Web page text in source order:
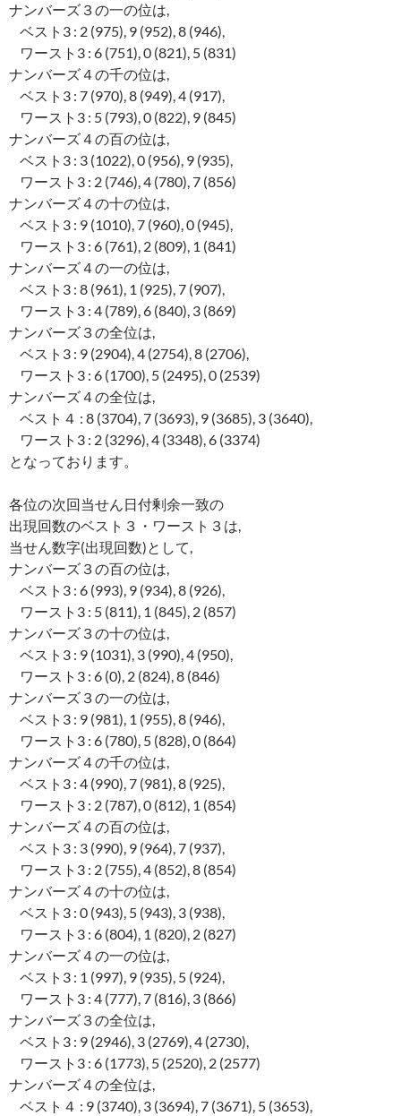
ナンバーズ３の一の位は,
ベスト3 : 2 (975), 9 (952), 8 (946),
ワースト3 : 6 (751), 0 (821), 5 (831)
ナンバーズ４の千の位は,
ベスト3 : 7 (970), 8 (949), 4 (917),
ワースト3 : 5 (793), 0 (822), 9 (845)
ナンバーズ４の百の位は,
ベスト3 : 3 (1022), 0 (956), 9 (935),
ワースト3 : 2 (746), 4 (780), 7 (856)
ナンバーズ４の十の位は,
ベスト3 : 9 (1010), 7 (960), 0 (945),
ワースト3 : 6 (761), 2 (809), 1 (841)
ナンバーズ４の一の位は,
ベスト3 : 8 (961), 1 (925), 7 (907),
ワースト3 : 4 (789), 6 (840), 3 (869)
ナンバーズ３の全位は,
ベスト3 : 9 (2904), 4 (2754), 8 (2706),
ワースト3 : 6 (1700), 5 (2495), 0 (2539)
ナンバーズ４の全位は,
ベスト４ : 8 (3704), 7 (3693), 9 (3685), 3 (3640),
ワースト3 : 2 (3296), 4 (3348), 6 (3374)
となっております。
各位の次回当せん日付剰余一致の
出現回数のベスト３・ワースト３は,
当せん数字(出現回数)として,
ナンバーズ３の百の位は,
ベスト3 : 6 (993), 9 (934), 8 (926),
ワースト3 : 5 (811), 1 (845), 2 (857)
ナンバーズ３の十の位は,
ベスト3 : 9 (1031), 3 (990), 4 (950),
ワースト3 : 6 (0), 2 (824), 8 (846)
ナンバーズ３の一の位は,
ベスト3 : 9 (981), 1 (955), 8 (946),
ワースト3 : 6 (780), 5 (828), 0 (864)
ナンバーズ４の千の位は,
ベスト3 : 4 (990), 7 (981), 8 (925),
ワースト3 : 2 (787), 0 (812), 1 (854)
ナンバーズ４の百の位は,
ベスト3 : 3 (990), 9 (964), 7 (937),
ワースト3 : 2 (755), 4 (852), 8 (854)
ナンバーズ４の十の位は,
ベスト3 : 0 (943), 5 (943), 3 (938),
ワースト3 : 6 (804), 1 (820), 2 (827)
ナンバーズ４の一の位は,
ベスト3 : 1 (997), 9 (935), 5 (924),
ワースト3 : 4 (777), 7 (816), 3 (866)
ナンバーズ３の全位は,
ベスト3 : 9 (2946), 3 (2769), 4 (2730),
ワースト3 : 6 (1773), 5 (2520), 2 (2577)
ナンバーズ４の全位は,
ベスト４ : 9 (3740), 3 (3694), 7 (3671), 5 (3653),